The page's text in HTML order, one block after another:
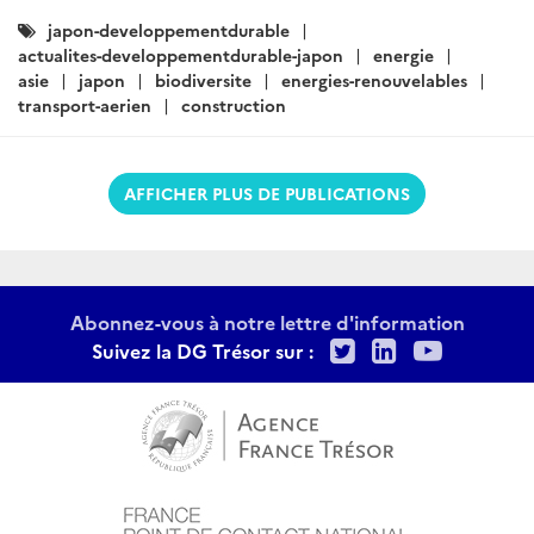
Catégories
:
japon-developpementdurable
actualites-developpementdurable-japon
energie
asie
japon biodiversite
energies-renouvelables
transport-aerien
construction
AFFICHER PLUS DE PUBLICATIONS
Abonnez-vous à notre lettre d'information
Suivez la DG Trésor sur :
TwitterLinkedIn